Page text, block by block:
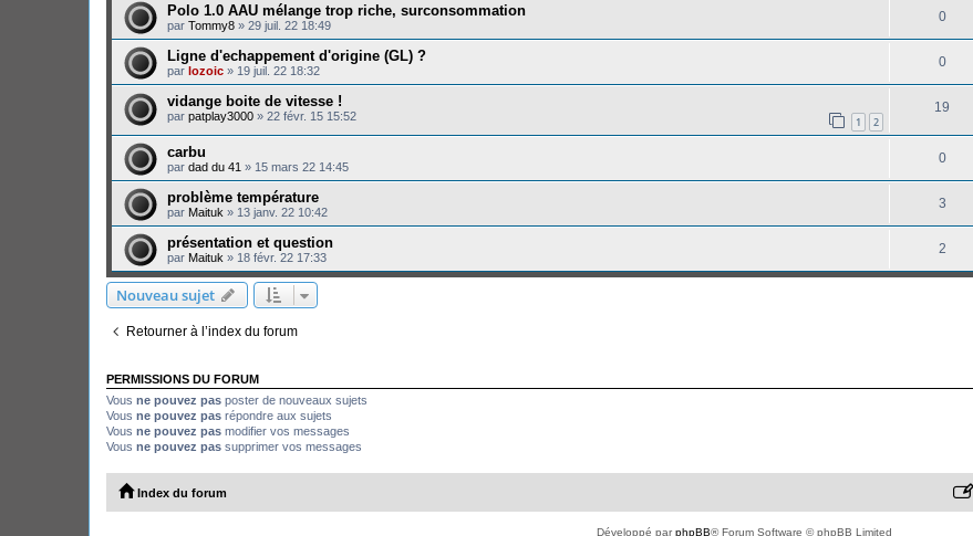
Polo 1.0 AAU mélange trop riche, surconsommation
par Tommy8 » 29 juil. 22 18:49
0
Ligne d'echappement d'origine (GL) ?
par lozoic » 19 juil. 22 18:32
0
vidange boite de vitesse !
par patplay3000 » 22 févr. 15 15:52 1 2
19
carbu
par dad du 41 » 15 mars 22 14:45
0
problème température
par Maituk » 13 janv. 22 10:42
3
présentation et question
par Maituk » 18 févr. 22 17:33
2
Nouveau sujet
Retourner à l’index du forum
PERMISSIONS DU FORUM
Vous ne pouvez pas poster de nouveaux sujets
Vous ne pouvez pas répondre aux sujets
Vous ne pouvez pas modifier vos messages
Vous ne pouvez pas supprimer vos messages
Index du forum
Développé parphpBB® Forum Software © phpBB Limited